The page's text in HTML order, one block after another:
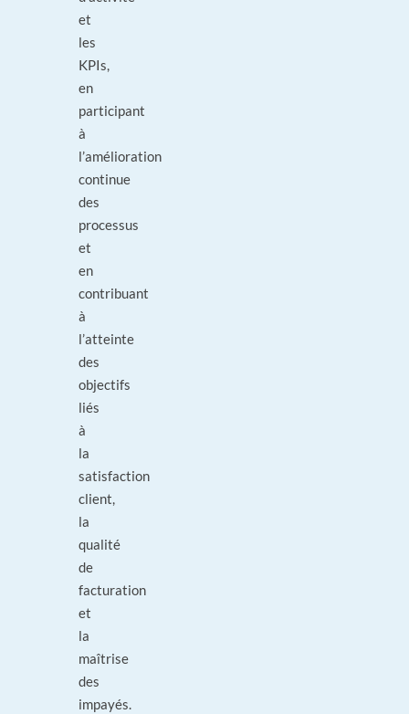
et
les
KPIs,
en
participant
à
l’amélioration
continue
des
processus
et
en
contribuant
à
l’atteinte
des
objectifs
liés
à
la
satisfaction
client,
la
qualité
de
facturation
et
la
maîtrise
des
impayés.